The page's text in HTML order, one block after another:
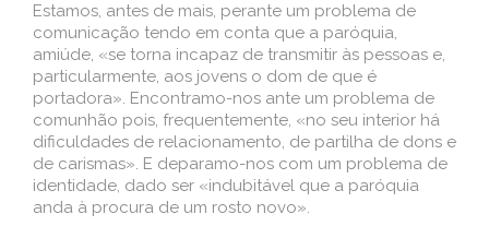
Estamos, antes de mais, perante um problema de
comunicação tendo em conta que a paróquia,
amiúde, «se torna incapaz de transmitir às pessoas e,
particularmente, aos jovens o dom de que é
portadora». Encontramo-nos ante um problema de
comunhão pois, frequentemente, «no seu interior há
dificuldades de relacionamento, de partilha de dons e
de carismas». E deparamo-nos com um problema de
identidade, dado ser «indubitável que a paróquia
anda à procura de um rosto novo».